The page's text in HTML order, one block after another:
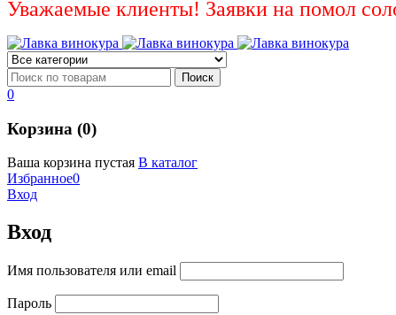
Уважаемые клиенты! Заявки на помол
0
Корзина (0)
Ваша корзина пустая В каталог
Избранное0
Вход
Вход
Имя пользователя или email
Пароль